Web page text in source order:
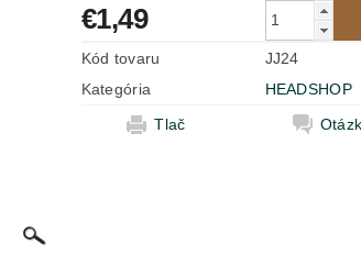
€1,49
Kód tovaru
JJ24
Kategória
HEADSHOP
Tlač